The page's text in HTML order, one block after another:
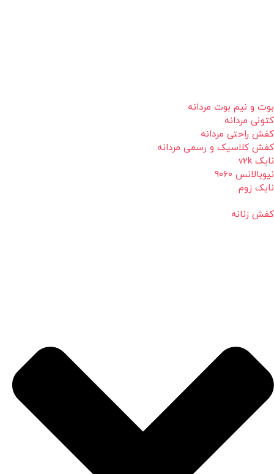
بوت و نیم بوت مردانه
کتونی مردانه
کفش راحتی مردانه
کفش کلاسیک و رسمی مردانه
نایک v2k
نیوبالانس 9060
نایک زوم
کفش زنانه